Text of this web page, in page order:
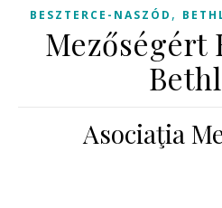
BESZTERCE-NASZÓD ,
Mezőségért
Asociaţia